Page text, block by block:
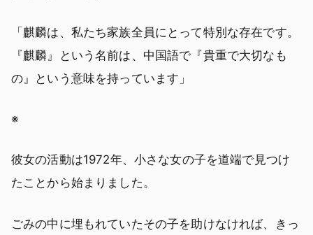
「麒麟は、私たち家族全員にとって特別な存在です。
『麒麟』という名前は、中国語で『貴重で大切なも
の』という意味を持っています」
※
彼女の活動は1972年、小さな女の子を道端で見つけ
たことから始まりました。
ごみの中に埋もれていたその子を助けなければ、きっ